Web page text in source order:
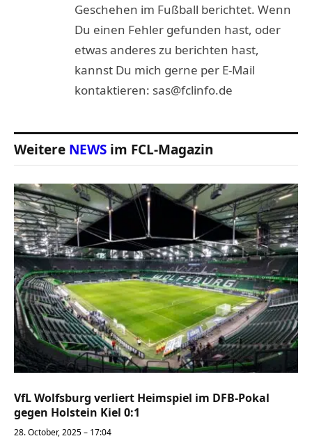
Geschehen im Fußball berichtet. Wenn
Du einen Fehler gefunden hast, oder
etwas anderes zu berichten hast,
kannst Du mich gerne per E-Mail
kontaktieren: sas@fclinfo.de
Weitere NEWS im FCL-Magazin
VfL Wolfsburg verliert Heimspiel im DFB-Pokal
gegen Holstein Kiel 0:1
28. October, 2025 – 17:04